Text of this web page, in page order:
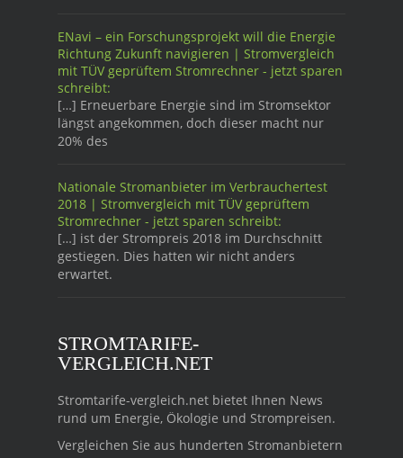
ENavi – ein Forschungsprojekt will die Energie
Richtung Zukunft navigieren | Stromvergleich
mit TÜV geprüftem Stromrechner - jetzt sparen
schreibt:
[…] Erneuerbare Energie sind im Stromsektor
längst angekommen, doch dieser macht nur
20% des
Nationale Stromanbieter im Verbrauchertest
2018 | Stromvergleich mit TÜV geprüftem
Stromrechner - jetzt sparen schreibt:
[…] ist der Strompreis 2018 im Durchschnitt
gestiegen. Dies hatten wir nicht anders
erwartet.
STROMTARIFE-
VERGLEICH.NET
Stromtarife-vergleich.net bietet Ihnen News
rund um Energie, Ökologie und Strompreisen.
Vergleichen Sie aus hunderten Stromanbietern